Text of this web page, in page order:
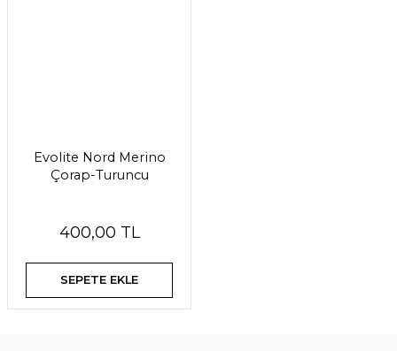
Evolite Nord Merino
Çorap-Turuncu
400,00 TL
SEPETE EKLE